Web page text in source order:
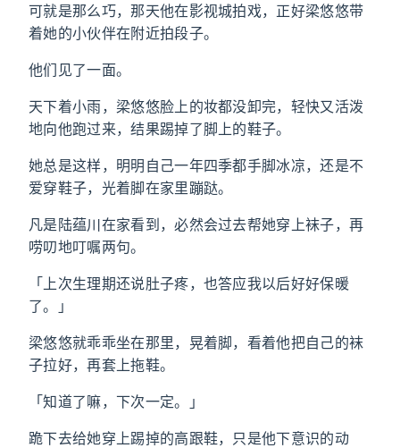
可就是那么巧，那天他在影视城拍戏，正好梁悠悠带
着她的小伙伴在附近拍段子。
他们见了一面。
天下着小雨，梁悠悠脸上的妆都没卸完，轻快又活泼
地向他跑过来，结果踢掉了脚上的鞋子。
她总是这样，明明自己一年四季都手脚冰凉，还是不
爱穿鞋子，光着脚在家里蹦跶。
凡是陆蕴川在家看到，必然会过去帮她穿上袜子，再
唠叨地叮嘱两句。
「上次生理期还说肚子疼，也答应我以后好好保暖
了。」
梁悠悠就乖乖坐在那里，晃着脚，看着他把自己的袜
子拉好，再套上拖鞋。
「知道了嘛，下次一定。」
跪下去给她穿上踢掉的高跟鞋，只是他下意识的动